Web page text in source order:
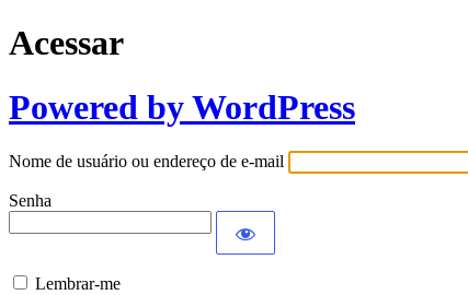
Acessar
Powered by WordPress
Nome de usuário ou endereço de e-mail
Senha
Lembrar-me